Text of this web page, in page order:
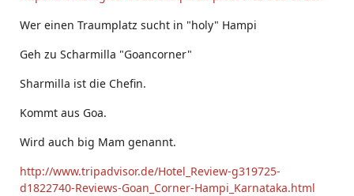
Wer einen Traumplatz sucht in "holy" Hampi
Geh zu Scharmilla "Goancorner"
Sharmilla ist die Chefin.
Kommt aus Goa.
Wird auch big Mam genannt.
http://www.tripadvisor.de/Hotel_Review-g319725-
d1822740-Reviews-Goan_Corner-Hampi_Karnataka.html